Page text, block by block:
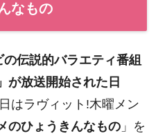
なもの
の伝説的バラエティ番組
が放送開始された日
はラヴィット!木曜メン
のひょうきんなもの 」を